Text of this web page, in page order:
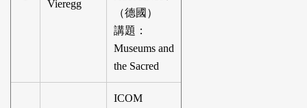
Vieregg
（德國）
講題：
Museums and
the Sacred
ICOM